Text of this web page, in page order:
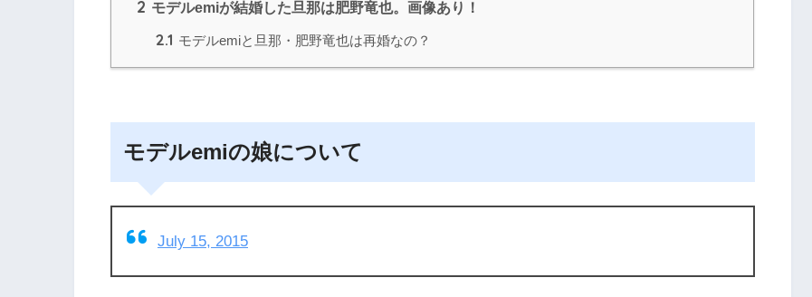
2 モデルemiが結婚した旦那は肥野竜也。画像あり！
2.1 モデルemiと旦那・肥野竜也は再婚なの？
モデルemiの娘について
July 15, 2015